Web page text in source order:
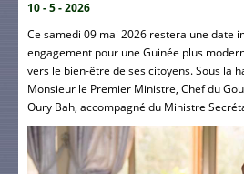
10 - 5 - 2026
Ce samedi 09 mai 2026 restera une date
engagement pour une Guinée plus
vers le bien-être de ses citoyens. Sous la
Monsieur le Premier Ministre, Chef du
Oury Bah, accompagné du Ministre